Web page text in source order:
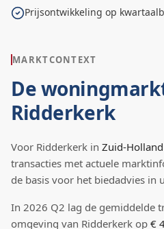
Prijsontwikkeling op
MARKTCONTEXT
De
Ridderkerk
Voor Ridderkerk in Zuid-Holland
transacties met actuele
de basis voor het biedadvies in
In 2026 Q2 lag de gemiddelde
omgeving van Ridderkerk op €